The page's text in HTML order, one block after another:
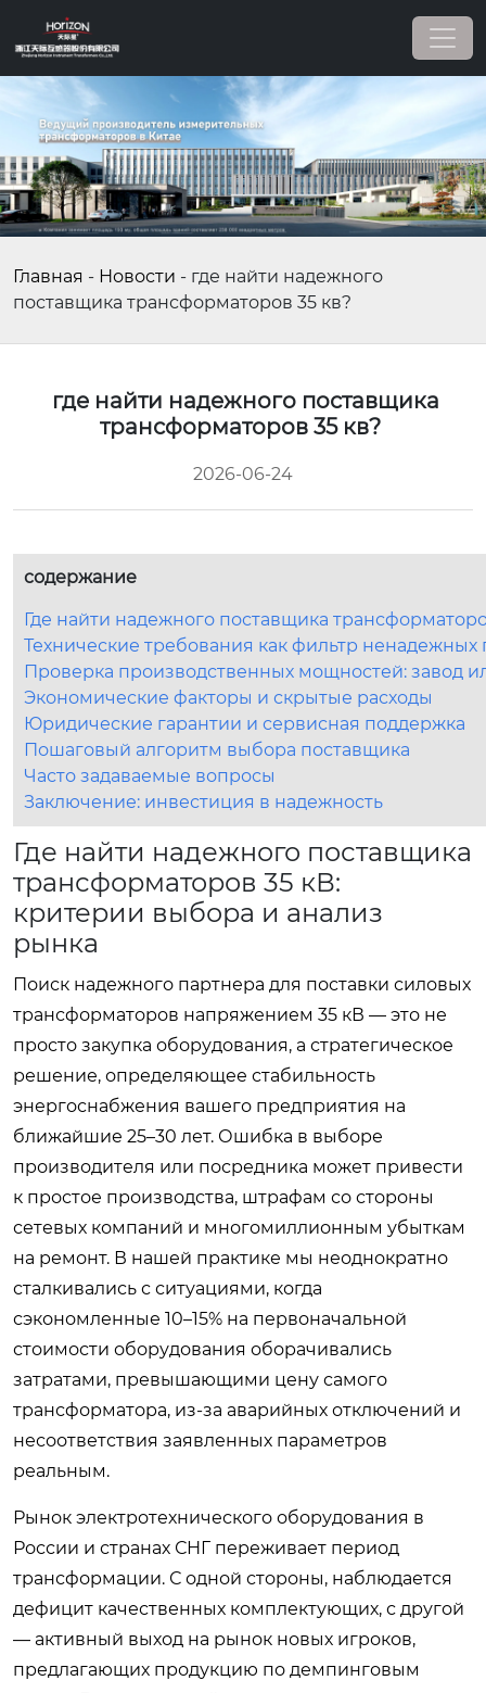
Главная - Новости - где найти надежного
поставщика трансформаторов 35 кв?
где найти надежного поставщика
трансформаторов 35 кв?
2026-06-24
содержание
Где найти надежного поставщика
Технические требования как фильтр ненадежных
Проверка производственных мощностей: завод
Экономические факторы и скрытые расходы
Юридические гарантии и сервисная поддержка
Пошаговый алгоритм выбора поставщика
Часто задаваемые вопросы
Заключение: инвестиция в надежность
Где найти надежного поставщика
трансформаторов 35 кВ:
критерии выбора и анализ
рынка
Поиск надежного партнера для поставки силовых
трансформаторов напряжением 35 кВ — это не
просто закупка оборудования, а стратегическое
решение, определяющее стабильность
энергоснабжения вашего предприятия на
ближайшие 25–30 лет. Ошибка в выборе
производителя или посредника может привести
к простое производства, штрафам со стороны
сетевых компаний и многомиллионным убыткам
на ремонт. В нашей практике мы неоднократно
сталкивались с ситуациями, когда
сэкономленные 10–15% на первоначальной
стоимости оборудования оборачивались
затратами, превышающими цену самого
трансформатора, из-за аварийных отключений и
несоответствия заявленных параметров
реальным.
Рынок электротехнического оборудования в
России и странах СНГ переживает период
трансформации. С одной стороны, наблюдается
дефицит качественных комплектующих, с другой
— активный выход на рынок новых игроков,
предлагающих продукцию по демпинговым